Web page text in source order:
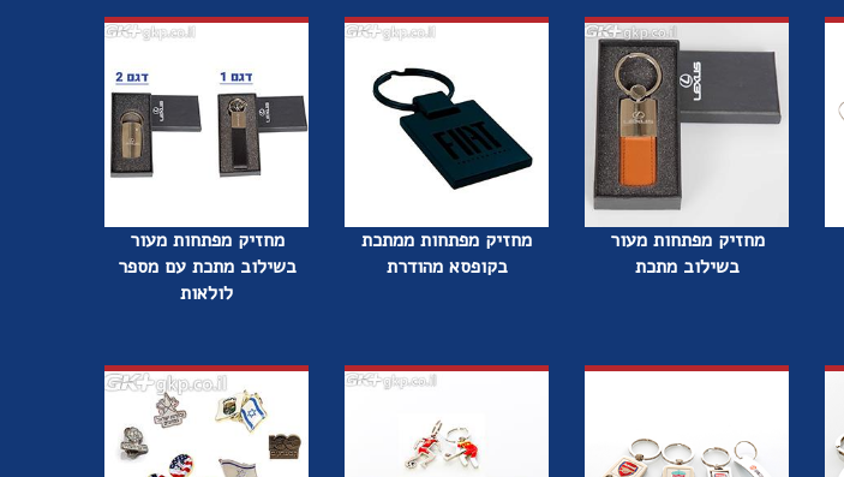
מחזיק מפתחות מעור
בשילוב מתכת
מחזיק מפתחות ממתכת
בקופסא מהודרת
מחזיק מפתחות מעור
בשילוב מתכת עם מספר
לולאות